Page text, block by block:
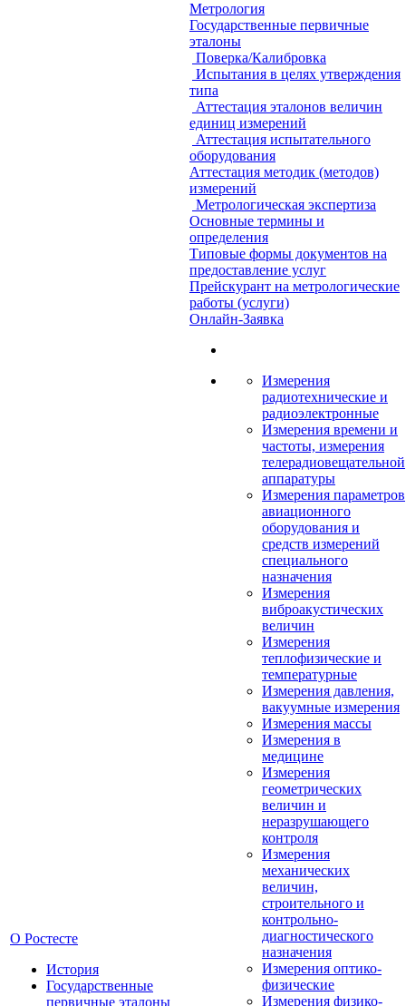
О Ростесте
История
Государственные
первичные эталоны
Метрология
Государственные первичные
эталоны
Поверка/Калибровка
Испытания в целях утверждения
типа
Аттестация эталонов величин
единиц измерений
Аттестация испытательного
оборудования
Аттестация методик (методов)
измерений
Метрологическая экспертиза
Основные термины и
определения
Типовые формы документов на
предоставление услуг
Прейскурант на метрологические
работы (услуги)
Онлайн-Заявка
Измерения
радиотехнические и
радиоэлектронные
Измерения времени и
частоты, измерения
телерадиовещательной
аппаратуры
Измерения параметров
авиационного
оборудования и
средств измерений
специального
назначения
Измерения
виброакустических
величин
Измерения
теплофизические и
температурные
Измерения давления,
вакуумные измерения
Измерения массы
Измерения в
медицине
Измерения
геометрических
величин и
неразрушающего
контроля
Измерения
механических
величин,
строительного и
контрольно-
диагностического
назначения
Измерения оптико-
физические
Измерения физико-